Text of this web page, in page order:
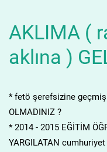
AKLIMA (
aklına )
* fetö şerefsizine geçmiş
OLMADINIZ ?
* 2014 - 2015 EĞİTİM
YARGILATAN